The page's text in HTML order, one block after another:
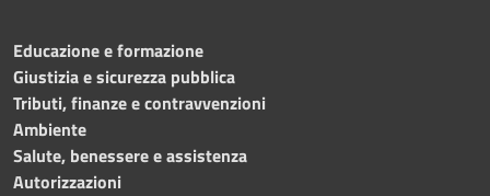
Educazione e formazione
Giustizia e sicurezza pubblica
Tributi, finanze e contravvenzioni
Ambiente
Salute, benessere e assistenza
Autorizzazioni